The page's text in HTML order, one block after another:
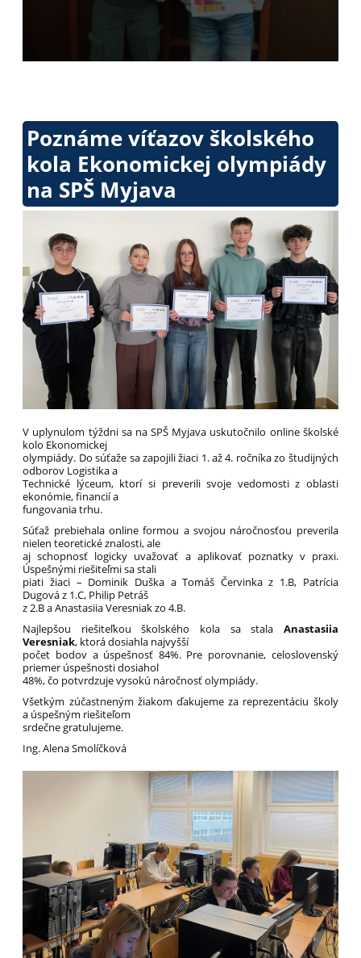
Poznáme víťazov školského
kola Ekonomickej olympiády
na SPŠ Myjava
V uplynulom týždni sa na SPŠ Myjava uskutočnilo online školské
kolo Ekonomickej
olympiády. Do súťaže sa zapojili žiaci 1. až 4. ročníka zo študijných
odborov Logistika a
Technické lýceum, ktorí si preverili svoje vedomosti z oblasti
ekonómie, financií a
fungovania trhu.
Súťaž prebiehala online formou a svojou náročnosťou preverila
nielen teoretické znalosti, ale
aj schopnosť logicky uvažovať a aplikovať poznatky v praxi.
Úspešnými riešiteľmi sa stali
piati žiaci – Dominik Duška a Tomáš Červinka z 1.B, Patrícia
Dugová z 1.C, Philip Petráš
z 2.B a Anastasiia Veresniak zo 4.B.
Najlepšou riešiteľkou školského kola sa stala Anastasiia
Veresniak, ktorá dosiahla najvyšší
počet bodov a úspešnosť 84%. Pre porovnanie, celoslovenský
priemer úspešnosti dosiahol
48%, čo potvrdzuje vysokú náročnosť olympiády.
Všetkým zúčastneným žiakom ďakujeme za reprezentáciu školy
a úspešným riešiteľom
srdečne gratulujeme.
Ing. Alena Smolíčková